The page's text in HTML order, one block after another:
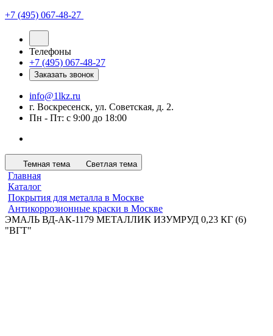
+7 (495) 067-48-27
Телефоны
+7 (495) 067-48-27
Заказать звонок
info@1lkz.ru
г. Воскресенск, ул. Советская, д. 2.
Пн - Пт: с 9:00 до 18:00
Темная тема Светлая тема
Главная
Каталог
Покрытия для металла в Москве
Антикоррозионные краски в Москве
ЭМАЛЬ ВД-АК-1179 МЕТАЛЛИК ИЗУМРУД 0,23 КГ (6)
"ВГТ"